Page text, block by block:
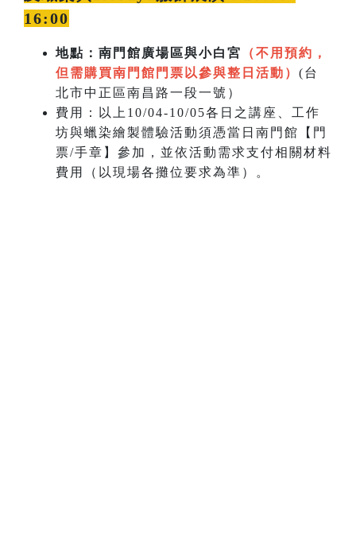
16:00
地點：南門館廣場區與小白宮
（不用預約，
但需購買南門館門票以參與整日活動） (台
北市中正區南昌路一段一號）
費用：以上10/04-10/05各日之講座、工作
坊與蠟染繪製體驗活動須憑當日南門館【門
票/手章】參加，並依活動需求支付相關材料
費用（以現場各攤位要求為準）。